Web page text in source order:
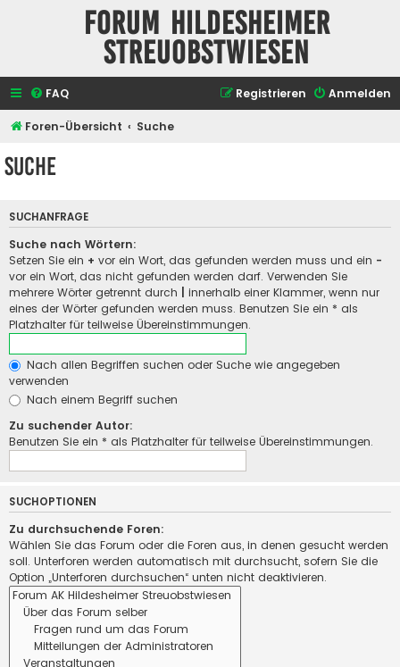
Forum Hildesheimer
Streuobstwiesen
FAQ Anmelden
Registrieren
Foren-Übersicht Suche
Suche
SUCHANFRAGE
Suche nach Wörtern:
Setzen Sie ein + vor ein Wort, das gefunden werden muss und ein -
vor ein Wort, das nicht gefunden werden darf. Verwenden Sie
mehrere Wörter getrennt durch
innerhalb einer Klammer, wenn nur
eines der Wörter gefunden werden muss. Benutzen Sie ein * als
Platzhalter für teilweise Übereinstimmungen.
Nach allen Begriffen suchen oder Suche wie angegeben
verwenden
Nach einem Begriff suchen
Zu suchender Autor:
Benutzen Sie ein * als Platzhalter für teilweise Übereinstimmungen.
SUCHOPTIONEN
Zu durchsuchende Foren:
Wählen Sie das Forum oder die Foren aus, in denen gesucht werden
soll. Unterforen werden automatisch mit durchsucht, sofern Sie die
Option „Unterforen durchsuchen“ unten nicht deaktivieren.